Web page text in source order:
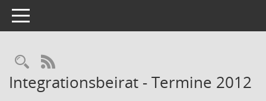
Toggle navigation
Rechercheauswahl
RSS-Feed
Integrationsbeirat - Termine 2012